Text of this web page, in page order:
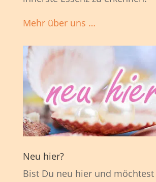
Mehr über uns …
Neu hier?
Bist Du neu hier und möchtest